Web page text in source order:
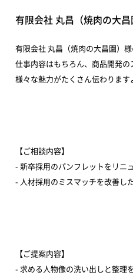
有限会社 丸昌（焼肉の大
有限会社 丸昌（焼肉の大昌園）
仕事内容はもちろん、商品開発の
様々な魅力がたくさん伝わります
【ご相談内容】
- 新卒採用のパンフレットをリニ
- 人材採用のミスマッチを改善し
【ご提案内容】
- 求める人物像の洗い出しと整理